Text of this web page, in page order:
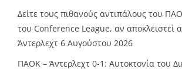
Δείτε τους πιθανούς αντιπάλους του
του Conference League, αν αποκλειστεί
Άντερλεχτ 6 Αυγούστου 2026
ΠΑΟΚ – Άντερλεχτ 0-1: Αυτοκτονία του